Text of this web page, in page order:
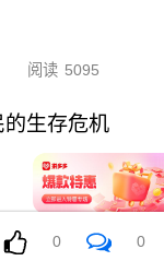
阅读 5095
生存危机
0 0